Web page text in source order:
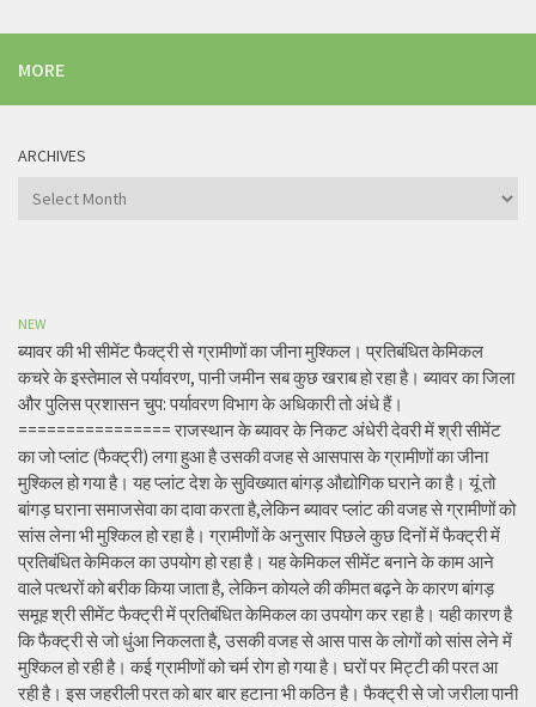
MORE
ARCHIVES
Archives
NEW
ब्यावर की भी सीमेंट फैक्ट्री से ग्रामीणों का जीना मुश्किल। प्रतिबंधित केमिकल
कचरे के इस्तेमाल से पर्यावरण, पानी जमीन सब कुछ खराब हो रहा है। ब्यावर का जिला
और पुलिस प्रशासन चुप: पर्यावरण विभाग के अधिकारी तो अंधे हैं।
================ राजस्थान के ब्यावर के निकट अंधेरी देवरी में श्री सीमेंट
का जो प्लांट (फैक्ट्री) लगा हुआ है उसकी वजह से आसपास के ग्रामीणों का जीना
मुश्किल हो गया है। यह प्लांट देश के सुविख्यात बांगड़ औद्योगिक घराने का है। यूं तो
बांगड़ घराना समाजसेवा का दावा करता है,लेकिन ब्यावर प्लांट की वजह से ग्रामीणों को
सांस लेना भी मुश्किल हो रहा है। ग्रामीणों के अनुसार पिछले कुछ दिनों में फैक्ट्री में
प्रतिबंधित केमिकल का उपयोग हो रहा है। यह केमिकल सीमेंट बनाने के काम आने
वाले पत्थरों को बरीक किया जाता है, लेकिन कोयले की कीमत बढ़ने के कारण बांगड़
समूह श्री सीमेंट फैक्ट्री में प्रतिबंधित केमिकल का उपयोग कर रहा है। यही कारण है
कि फैक्ट्री से जो धुंआ निकलता है, उसकी वजह से आस पास के लोगों को सांस लेने में
मुश्किल हो रही है। कई ग्रामीणों को चर्म रोग हो गया है। घरों पर मिट्टी की परत आ
रही है। इस जहरीली परत को बार बार हटाना भी कठिन है। फैक्ट्री से जो जरीला पानी